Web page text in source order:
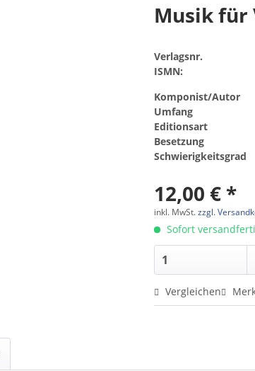
Musik für
Verlagsnr.
ISMN:
Komponist/Autor
Umfang
Editionsart
Besetzung
Schwierigkeitsgrad
12,00 € *
inkl. MwSt.zzgl.
Sofort
Vergleichen